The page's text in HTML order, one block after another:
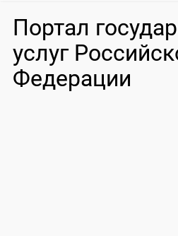
Портал
услуг
Федерации